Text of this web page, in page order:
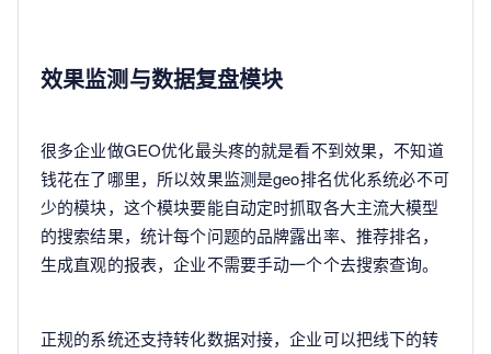
效果监测与数据复盘模块
很多企业做GEO优化最头疼的就是看不到效果，不知道
钱花在了哪里，所以效果监测是geo排名优化系统必不可
少的模块，这个模块要能自动定时抓取各大主流大模型
的搜索结果，统计每个问题的品牌露出率、推荐排名，
生成直观的报表，企业不需要手动一个个去搜索查询。
正规的系统还支持转化数据对接，企业可以把线下的转